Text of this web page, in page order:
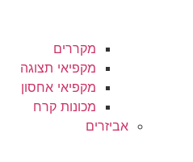
מקררים
מקפיאי תצוגה
מקפיאי אחסון
מכונות קרח
אביזרים